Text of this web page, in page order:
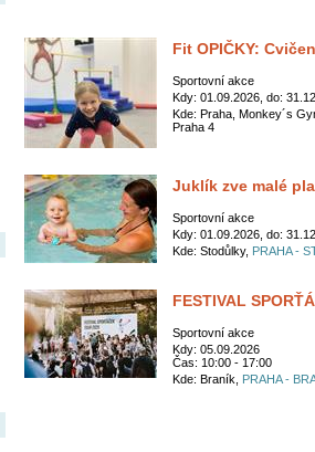
Fit OPIČKY:
Sportovní akce
Kdy: 01.09.2026, do:
Kde: Praha, Monkey´s
Praha 4
Juklík zve malé
Sportovní akce
Kdy: 01.09.2026, do:
Kde: Stodůlky, PRAHA -
FESTIVAL
Sportovní akce
Kdy: 05.09.2026
Čas: 10:00 - 17:00
Kde: Braník, PRAHA -